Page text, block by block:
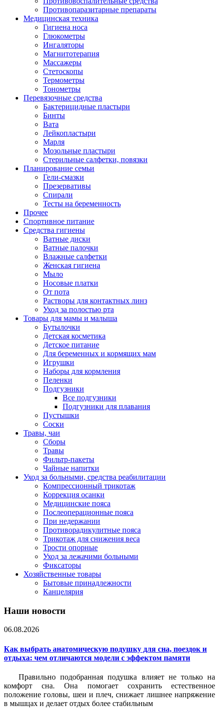
Противопаразитарные препараты
Медицинская техника
Гигиена носа
Глюкометры
Ингаляторы
Магнитотерапия
Массажеры
Стетоскопы
Термометры
Тонометры
Перевязочные средства
Бактерицидные пластыри
Бинты
Вата
Лейкопластыри
Марля
Мозольные пластыри
Стерильные салфетки, повязки
Планирование семьи
Гели-смазки
Презервативы
Спирали
Тесты на беременность
Прочее
Спортивное питание
Средства гигиены
Ватные диски
Ватные палочки
Влажные салфетки
Женская гигиена
Мыло
Носовые платки
От пота
Растворы для контактных линз
Уход за полостью рта
Товары для мамы и малыша
Бутылочки
Детская косметика
Детское питание
Для беременных и кормящих мам
Игрушки
Наборы для кормления
Пеленки
Подгузники
Все подгузники
Подгузники для плавания
Пустышки
Соски
Травы, чаи
Сборы
Травы
Фильтр-пакеты
Чайные напитки
Уход за больными, средства реабилитации
Компрессионный трикотаж
Коррекция осанки
Медицинские пояса
Послеоперационные пояса
При недержании
Противорадикулитные пояса
Трикотаж для снижения веса
Трости опорные
Уход за лежачими больными
Фиксаторы
Хозяйственные товары
Бытовые принадлежности
Канцелярия
Наши новости
06.08.2026
Как выбрать анатомическую подушку для сна, поездок и
отдыха: чем отличаются модели с эффектом памяти
Правильно подобранная подушка влияет не только на
комфорт сна. Она помогает сохранить естественное
положение головы, шеи и плеч, снижает лишнее напряжение
в мышцах и делает отдых более стабильным